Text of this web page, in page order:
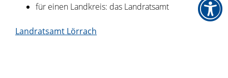
für einen Landkreis: das Landratsamt
Landratsamt Lörrach